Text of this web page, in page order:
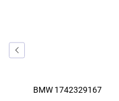
BMW 1742329167